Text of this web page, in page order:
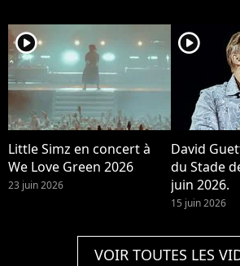
player2
Little Simz en concert à
We Love Green 2026
23 juin 2026
player2
David
du Stade
juin 2026.
15 juin 2026
VOIR TOUTES LES